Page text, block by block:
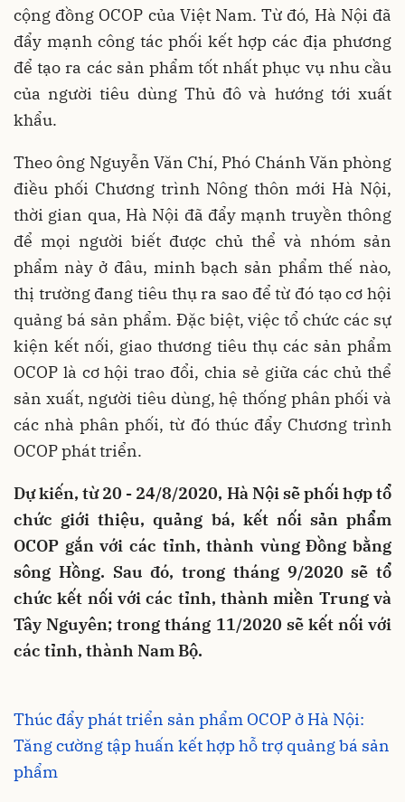
cộng đồng OCOP của Việt Nam. Từ đó, Hà Nội đã
đẩy mạnh công tác phối kết hợp các địa phương
để tạo ra các sản phẩm tốt nhất phục vụ nhu cầu
của người tiêu dùng Thủ đô và hướng tới xuất
khẩu.
Theo ông Nguyễn Văn Chí, Phó Chánh Văn phòng
điều phối Chương trình Nông thôn mới Hà Nội,
thời gian qua, Hà Nội đã đẩy mạnh truyền thông
để mọi người biết được chủ thể và nhóm sản
phẩm này ở đâu, minh bạch sản phẩm thế nào,
thị trường đang tiêu thụ ra sao để từ đó tạo cơ hội
quảng bá sản phẩm. Đặc biệt, việc tổ chức các sự
kiện kết nối, giao thương tiêu thụ các sản phẩm
OCOP là cơ hội trao đổi, chia sẻ giữa các chủ thể
sản xuất, người tiêu dùng, hệ thống phân phối và
các nhà phân phối, từ đó thúc đẩy Chương trình
OCOP phát triển.
Dự kiến, từ 20 - 24/8/2020, Hà Nội sẽ phối hợp tổ
chức giới thiệu, quảng bá, kết nối sản phẩm
OCOP gắn với các tỉnh, thành vùng Đồng bằng
sông Hồng. Sau đó, trong tháng 9/2020 sẽ tổ
chức kết nối với các tỉnh, thành miền Trung và
Tây Nguyên; trong tháng 11/2020 sẽ kết nối với
các tỉnh, thành Nam Bộ.
Thúc đẩy phát triển sản phẩm OCOP ở Hà Nội:
Tăng cường tập huấn kết hợp hỗ trợ quảng bá sản
phẩm